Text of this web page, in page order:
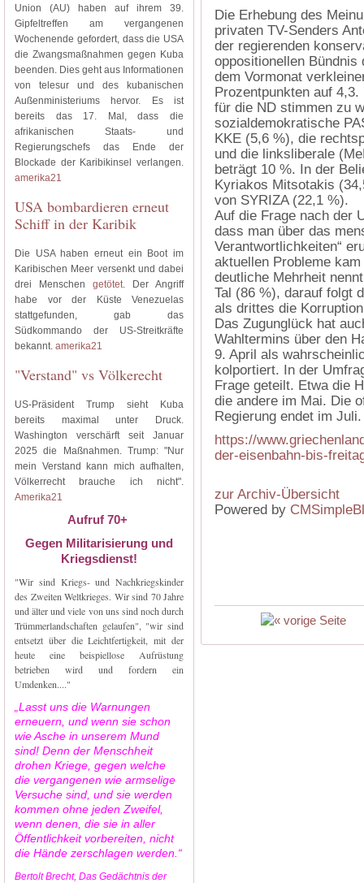
Union (AU) haben auf ihrem 39.
Gipfeltreffen am vergangenen
Wochenende gefordert, dass die USA
die Zwangsmaßnahmen gegen Kuba
beenden. Dies geht aus Informationen
von telesur und des kubanischen
Außenministeriums hervor. Es ist
bereits das 17. Mal, dass die
afrikanischen Staats- und
Regierungschefs das Ende der
Blockade der Karibikinsel verlangen.
amerika21
USA bombardieren erneut
Schiff in der Karibik
Die USA haben erneut ein Boot im
Karibischen Meer versenkt und dabei
drei Menschen getötet. Der Angriff
habe vor der Küste Venezuelas
stattgefunden, gab das
Südkommando der US-Streitkräfte
bekannt. amerika21
"Verstand" vs Völkerecht
US-Präsident Trump sieht Kuba
bereits maximal unter Druck.
Washington verschärft seit Januar
2025 die Maßnahmen. Trump: "Nur
mein Verstand kann mich aufhalten,
Völkerrecht brauche ich nicht".
Amerika21
Aufruf 70+
Gegen Militarisierung und
Kriegsdienst!
"Wir sind Kriegs- und Nachkriegskinder
des Zweiten Weltkrieges. Wir sind 70 Jahre
und älter und viele von uns sind noch durch
Trümmerlandschaften gelaufen", "wir sind
entsetzt über die Leichtfertigkeit, mit der
heute eine beispiellose Aufrüstung
betrieben wird und fordern ein
Umdenken...."
„Lasst uns die Warnungen
erneuern, und wenn sie schon
wie Asche in unserem Mund
sind! Denn der Menschheit
drohen Kriege, gegen welche
die vergangenen wie armselige
Versuche sind, und sie werden
kommen ohne jeden Zweifel,
wenn denen, die sie in aller
Öffentlichkeit vorbereiten, nicht
die Hände zerschlagen werden.“
Bertolt Brecht, Das Gedächtnis der
Die Erhebung des
privaten TV-Senders
der regierenden
oppositionellen Bündnis
dem Vormonat
Prozentpunkten auf
für die ND stimmen zu
sozialdemokratische
KKE (5,6 %), die
und die linksliberale
beträgt 10 %. In der
Kyriakos Mitsotakis
von SYRIZA (22,1 %).
Auf die Frage nach der
dass man über das
Verantwortlichkeiten“
aktuellen Probleme
deutliche Mehrheit
Tal (86 %), darauf folgt
als drittes die
Das Zugunglück hat
Wahltermins über den
9. April als
kolportiert. In der
Frage geteilt. Etwa die
die andere im Mai. Die
Regierung endet im
https://
der-eisenbahn-bis-
zur Archiv-Übersicht
Powered by